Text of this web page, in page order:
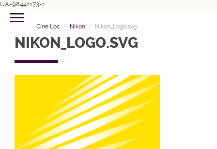
UA-98441173-1
Cine Loc Nikon Nikon_Logo.svg
NIKON_LOGO.SVG